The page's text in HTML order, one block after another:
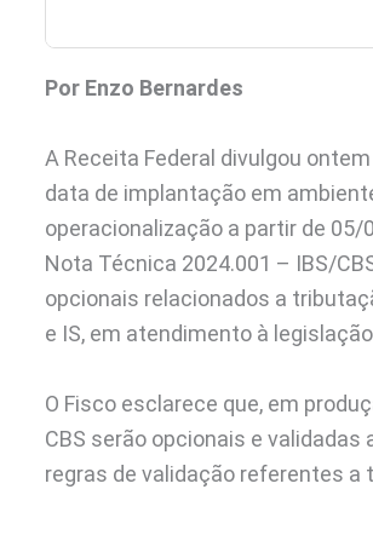
Por Enzo Bernardes
A Receita Federal divulgou
data de implantação em
operacionalização a partir de 05/
Nota Técnica 2024.001 – IBS/
opcionais relacionados a
e IS, em atendimento à
O Fisco esclarece que, em
CBS serão opcionais e
regras de validação referentes a